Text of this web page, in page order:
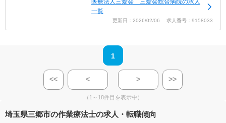
医療法人三愛会 三愛会総合病院の求人
一覧
更新日：2026/02/06 求人番号：9158033
1
<< < > >>
（1～18件目を表示中）
埼玉県三郷市の作業療法士の求人・転職傾向